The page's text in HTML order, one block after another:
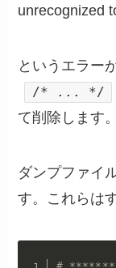
unrecognized
というエラー
/* ... */
て削除します。
ダンプファイ
す。これらは